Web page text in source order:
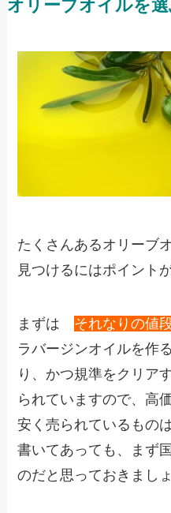
オリーブオイルを
たくさんあるオリーブ
見つけるにはポイント
まずは それなりの値
ラバージンオイルを作
り、かつ規準をクリア
られていますので、高
安く売られているもの
書いてあっても、まず
のだと思っておきましょ